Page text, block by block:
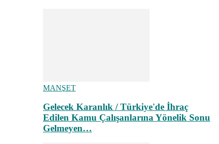
MANŞET
Gelecek Karanlık / Türkiye'de İhraç
Edilen Kamu Çalışanlarına Yönelik Sonu
Gelmeyen…